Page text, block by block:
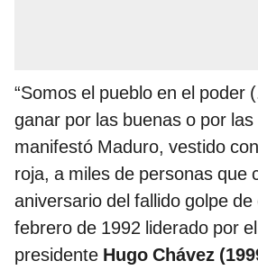
“Somos el pueblo en el poder
ganar por las buenas o por las
manifestó Maduro, vestido
roja, a miles de personas que
aniversario del fallido golpe
febrero de 1992 liderado por
presidente Hugo Chávez